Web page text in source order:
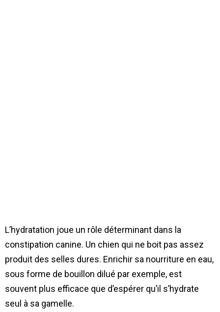
L’hydratation joue un rôle déterminant dans la
constipation canine. Un chien qui ne boit pas assez
produit des selles dures. Enrichir sa nourriture en eau,
sous forme de bouillon dilué par exemple, est
souvent plus efficace que d’espérer qu’il s’hydrate
seul à sa gamelle.